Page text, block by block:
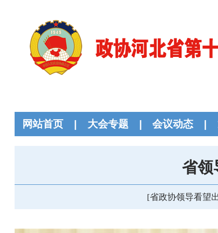
网站首页 | 大会专题 | 会议动态 |
省领
[省政协领导看望